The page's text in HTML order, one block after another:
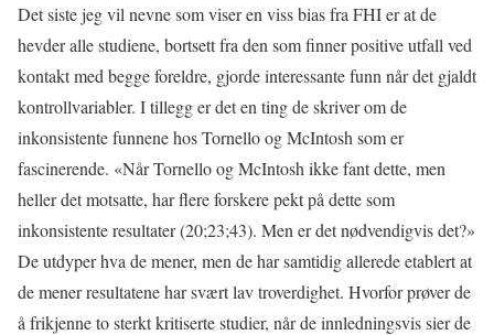
Det siste jeg vil nevne som viser en viss bias fra FHI er at de
hevder alle studiene, bortsett fra den som finner positive utfall ved
kontakt med begge foreldre, gjorde interessante funn når det gjaldt
kontrollvariabler. I tillegg er det en ting de skriver om de
inkonsistente funnene hos Tornello og McIntosh som er
fascinerende. «Når Tornello og McIntosh ikke fant dette, men
heller det motsatte, har flere forskere pekt på dette som
inkonsistente resultater (20;23;43). Men er det nødvendigvis det?»
De utdyper hva de mener, men de har samtidig allerede etablert at
de mener resultatene har svært lav troverdighet. Hvorfor prøver de
å frikjenne to sterkt kritiserte studier, når de innledningsvis sier de